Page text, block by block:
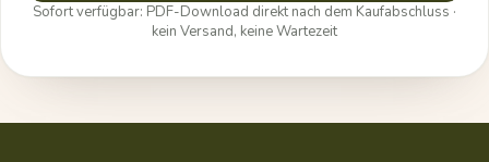
Sofort verfügbar: PDF-Download direkt nach dem Kaufabschluss ·
kein Versand, keine Wartezeit